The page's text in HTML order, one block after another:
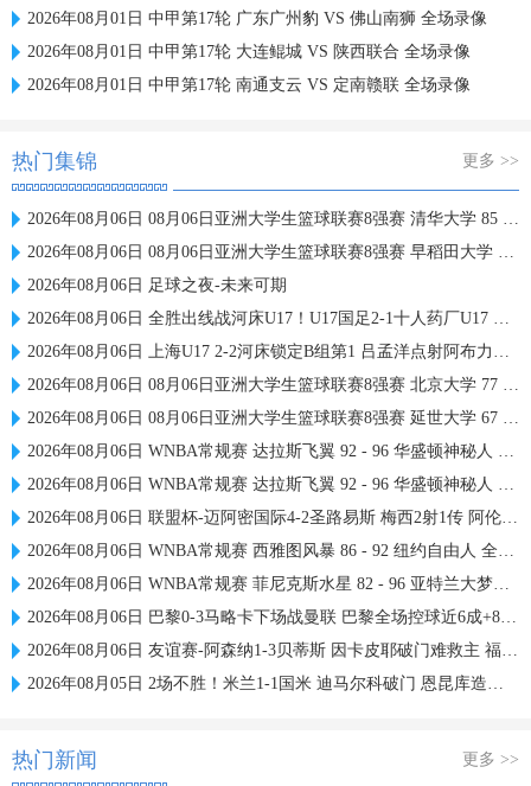
2026年08月01日 中甲第17轮 广东广州豹 VS 佛山南狮 全场录像
2026年08月01日 中甲第17轮 大连鲲城 VS 陕西联合 全场录像
2026年08月01日 中甲第17轮 南通支云 VS 定南赣联 全场录像
热门集锦 更多 >>
2026年08月06日 08月06日亚洲大学生篮球联赛8强赛 清华大学 85 - 81 菲律宾大学 集锦
2026年08月06日 08月06日亚洲大学生篮球联赛8强赛 早稻田大学 78 - 71 高丽大学 集锦
2026年08月06日 足球之夜-未来可期
2026年08月06日 全胜出线战河床U17！U17国足2-1十人药厂U17 赵松源登场1分钟传射
2026年08月06日 上海U17 2-2河床锁定B组第1 吕孟洋点射阿布力米破门 将战A组第2
2026年08月06日 08月06日亚洲大学生篮球联赛8强赛 北京大学 77 - 79 上海交通大学 集锦
2026年08月06日 08月06日亚洲大学生篮球联赛8强赛 延世大学 67 - 72 政治大学 集锦
2026年08月06日 WNBA常规赛 达拉斯飞翼 92 - 96 华盛顿神秘人 全场集锦
2026年08月06日 WNBA常规赛 达拉斯飞翼 92 - 96 华盛顿神秘人 全场集锦
2026年08月06日 联盟杯-迈阿密国际4-2圣路易斯 梅西2射1传 阿伦助攻戴帽
2026年08月06日 WNBA常规赛 西雅图风暴 86 - 92 纽约自由人 全场集锦
2026年08月06日 WNBA常规赛 菲尼克斯水星 82 - 96 亚特兰大梦想 全场集锦
2026年08月06日 巴黎0-3马略卡下场战曼联 巴黎全场控球近6成+8射3正未果
2026年08月06日 友谊赛-阿森纳1-3贝蒂斯 因卡皮耶破门难救主 福纳尔斯1射2传
2026年08月05日 2场不胜！米兰1-1国米 迪马尔科破门 恩昆库造点+点射拉莫斯登场
热门新闻 更多 >>